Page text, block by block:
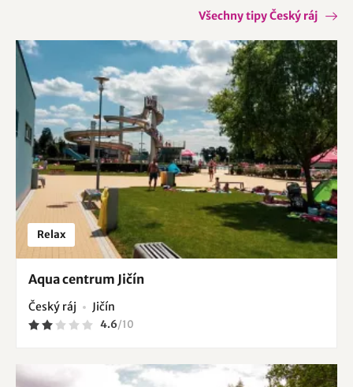
Všechny tipy Český ráj
Relax
Aqua centrum Jičín
Český ráj Jičín
4.6/10